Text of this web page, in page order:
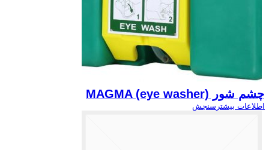
چشم شور MAGMA (eye washer)
اطلاعات بیشتر سنجش